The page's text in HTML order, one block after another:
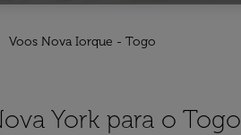
Voos Nova Iorque - Togo
York para o Togo